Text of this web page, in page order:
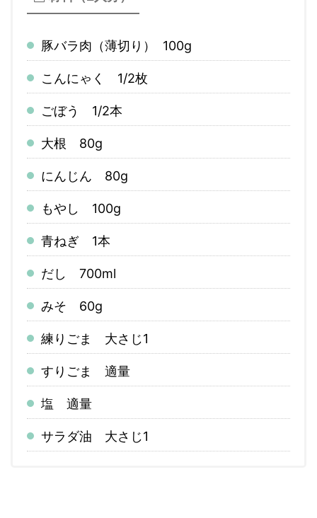
豚バラ肉（薄切り） 100g
こんにゃく 1/2枚
ごぼう 1/2本
大根 80g
にんじん 80g
もやし 100g
青ねぎ 1本
だし 700ml
みそ 60g
練りごま 大さじ1
すりごま 適量
塩 適量
サラダ油 大さじ1